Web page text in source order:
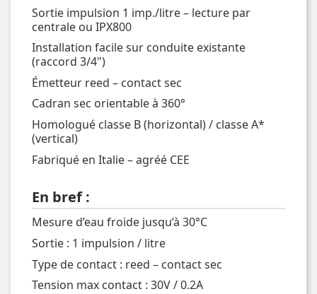
Sortie impulsion 1 imp./litre – lecture par
centrale ou IPX800
Installation facile sur conduite existante
(raccord 3/4")
Émetteur reed – contact sec
Cadran sec orientable à 360°
Homologué classe B (horizontal) / classe A*
(vertical)
Fabriqué en Italie – agréé CEE
En bref :
Mesure d’eau froide jusqu’à 30°C
Sortie : 1 impulsion / litre
Type de contact : reed – contact sec
Tension max contact : 30V / 0.2A